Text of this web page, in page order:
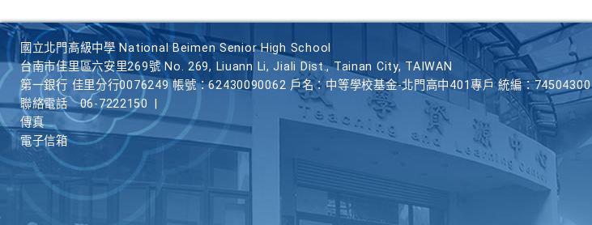
國立北門高級中學 National Beimen Senior High School
台南市佳里區六安里269號 No. 269, Liuann Li, Jiali Dist., Tainan City, TAIWAN
第一銀行 佳里分行0076249 帳號：62430090062 戶名：中等學校基金-北門高中401專戶 統編：74504300
聯絡電話
06-7222150
傳真
電子信箱